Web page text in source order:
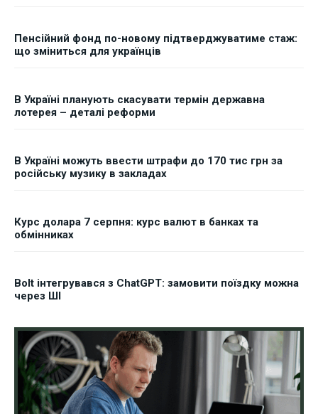
Пенсійний фонд по-новому підтверджуватиме стаж:
що зміниться для українців
В Україні планують скасувати термін державна
лотерея – деталі реформи
В Україні можуть ввести штрафи до 170 тис грн за
російську музику в закладах
Курс долара 7 серпня: курс валют в банках та
обмінниках
Bolt інтегрувався з ChatGPT: замовити поїздку можна
через ШІ